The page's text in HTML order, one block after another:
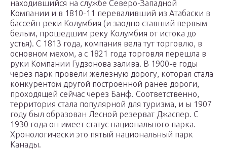
находившийся на службе Северо-Западной
Компании и в 1810-11 переваливший из Атабаски в
бассейн реки Колумбия (и заодно ставший первым
белым, прошедшим реку Колумбия от истока до
устья). С 1813 года, компания вела тут торговлю, в
основном мехом, а с 1821 года торговля перешла в
руки Компании Гудзонова залива. В 1900-е годы
через парк провели железную дорогу, которая стала
конкурентом другой построенной ранее дороги,
проходящей сейчас через Банф. Соответственно,
территория стала популярной для туризма, и ы 1907
году был образован Лесной резерват Джаспер. С
1930 года он имеет статус национального парка.
Хронологически это пятый национальный парк
Канады.